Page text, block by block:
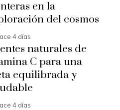
en la
del cosmos
4 días
naturales de
C para una
equilibrada y
4 días